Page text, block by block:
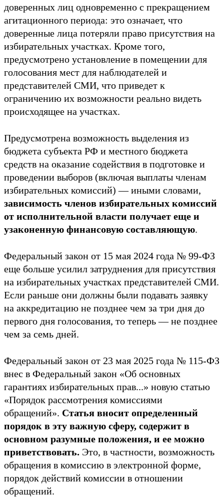
доверенных лиц одновременно с прекращением
агитационного периода: это означает, что
доверенные лица потеряли право присутствия на
избирательных участках. Кроме того,
предусмотрено установление в помещении для
голосования мест для наблюдателей и
представителей СМИ, что приведет к
ограничению их возможности реально видеть
происходящее на участках.
Предусмотрена возможность выделения из
бюджета субъекта РФ и местного бюджета
средств на оказание содействия в подготовке и
проведении выборов (включая выплаты членам
избирательных комиссий) — иными словами,
зависимость членов избирательных комиссий
от исполнительной власти получает еще и
узаконенную финансовую составляющую.
Федеральный закон от 15 мая 2024 года № 99-ФЗ
еще больше усилил затруднения для присутствия
на избирательных участках представителей СМИ.
Если раньше они должны были подавать заявку
на аккредитацию не позднее чем за три дня до
первого дня голосования, то теперь — не позднее
чем за семь дней.
Федеральный закон от 23 мая 2025 года № 115-ФЗ
внес в Федеральный закон «Об основных
гарантиях избирательных прав...» новую статью
«Порядок рассмотрения комиссиями
обращений». Статья вносит определенный
порядок в эту важную сферу, содержит в
основном разумные положения, и ее можно
приветствовать. Это, в частности, возможность
обращения в комиссию в электронной форме,
порядок действий комиссии в отношении
обращений.